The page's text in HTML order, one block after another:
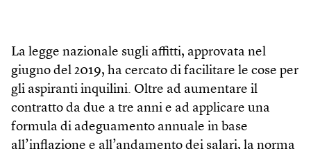
La legge nazionale sugli affitti, approvata nel
giugno del 2019, ha cercato di facilitare le cose per
gli aspiranti inquilini. Oltre ad aumentare il
contratto da due a tre anni e ad applicare una
formula di adeguamento annuale in base
all’inflazione e all’andamento dei salari, la norma